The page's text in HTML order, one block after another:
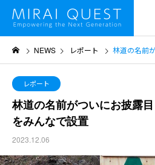
NEWS レポート 林道の名前がつい
レポート
林道の名前がついにお披露
をみんなで設置
2023.12.06